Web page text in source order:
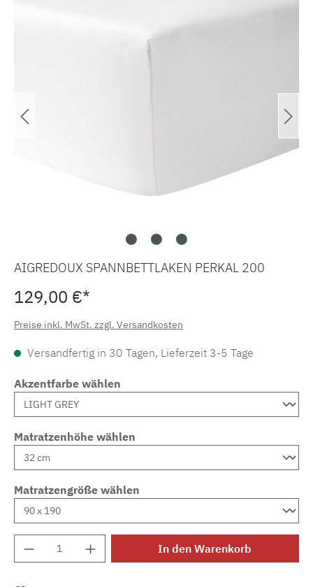
AIGREDOUX SPANNBETTLAKEN PERKAL 200
129,00 €*
Preise inkl. MwSt. zzgl. Versandkosten
Versandfertig in 30 Tagen, Lieferzeit 3-5 Tage
Akzentfarbe wählen
Matratzenhöhe wählen
Matratzengröße wählen
Produkt Anzahl: Gib den gewünschten
In den Warenkorb